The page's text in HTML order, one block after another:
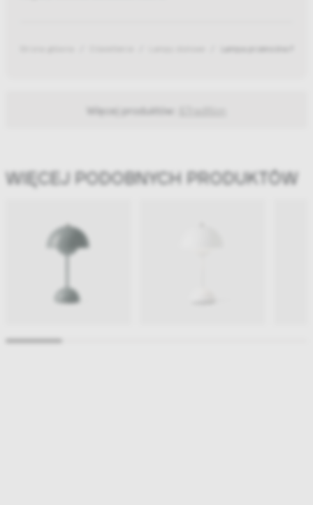
Więcej produktów:
WIĘCEJ PODOBNYCH PRODUKTÓW